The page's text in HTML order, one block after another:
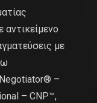
με
–
– CNP™,